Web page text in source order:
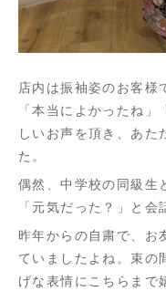
店内は振袖姿のお客様
「本当によかったね
しいお声を頂き、あた
た。
偶然、中学校の同級生
「元気だった？」と
昨年からの自粛で、お
ていましたよね。束の
げな表情にこちらまで